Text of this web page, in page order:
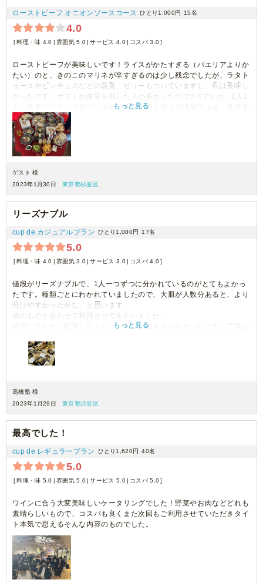
ローストビーフ オニオンソースコース ひとり1,000円 15名
4.0
料理・味 4.0 雰囲気 5.0 サービス 4.0 コスパ 3.0
ローストビーフが美味しいです！ライスがかたすぎる（パエリアよりか
たい）のと、きのこのマリネが辛すぎるのは少し残念でしたが、ラタト
ゥーユやピンチョスなどの前菜、ゼリーもついていますし、私は美味し
かったです。ゲストが前菜を残した人が多かったので☆4ですが、1人1
人に食事が小分けされているので清潔、見た目もお洒落で上品、遠慮す
る人や1人分以上とる人もいないので、ビジネスでの立食パーティーな
どには最適でおすすめです。外国からのゲストも感動してました。
もっと見る
ゲスト 様
2023年1月30日
東京都杉並区
リーズナブル
cup de カジュアルプラン ひとり1,080円 17名
5.0
料理・味 4.0 雰囲気 3.0 サービス 3.0 コスパ 4.0
値段がリーズナブルで、1人一つずつに分かれているのがとてもよかっ
たです。種類ごとにわかれていましたので、大皿が人数分あると、より
分けやすかったかな。と思います。
他のものと合わせて利用させてもらいました。
時間に合わせて配達してくださったこともありがたかったです。丁寧な
もっと見る
高橋塾 様
2023年1月29日
東京都渋谷区
最高でした！
cup de レギュラープラン ひとり1,620円 40名
5.0
料理・味 5.0 雰囲気 5.0 サービス 5.0 コスパ 5.0
ワインに合う大変美味しいケータリングでした！野菜やお肉などどれも
素晴らしいもので、コスパも良くまた次回もご利用させていただきタイ
ト本気で思えるそんな内容のものでした。